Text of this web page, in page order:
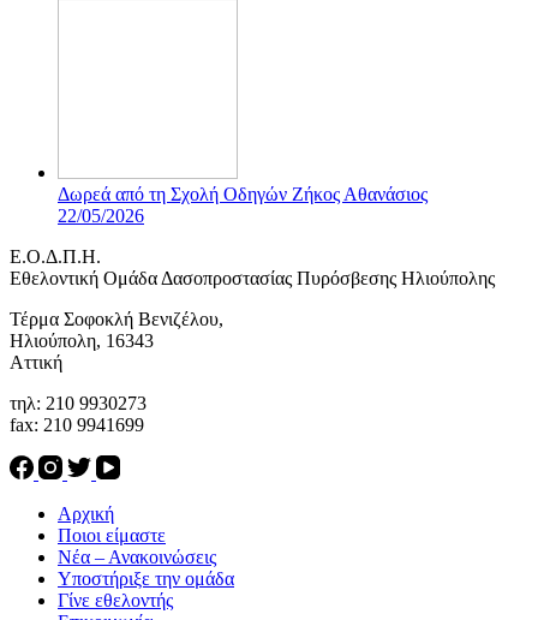
Δωρεά από τη Σχολή Οδηγών Ζήκος Αθανάσιος
22/05/2026
Ε.Ο.Δ.Π.Η.
Eθελοντική Ομάδα Δασοπροστασίας Πυρόσβεσης Ηλιούπολης
Τέρμα Σοφοκλή Βενιζέλου,
Ηλιούπολη, 16343
Αττική
τηλ: 210 9930273
fax: 210 9941699
Αρχική
Ποιοι είμαστε
Νέα – Ανακοινώσεις
Υποστήριξε την ομάδα
Γίνε εθελοντής